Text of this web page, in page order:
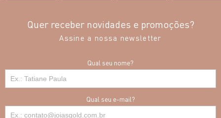
Quer receber novidades e promoções?
Assine a nossa newsletter
Qual seu nome?
Qual seu e-mail?